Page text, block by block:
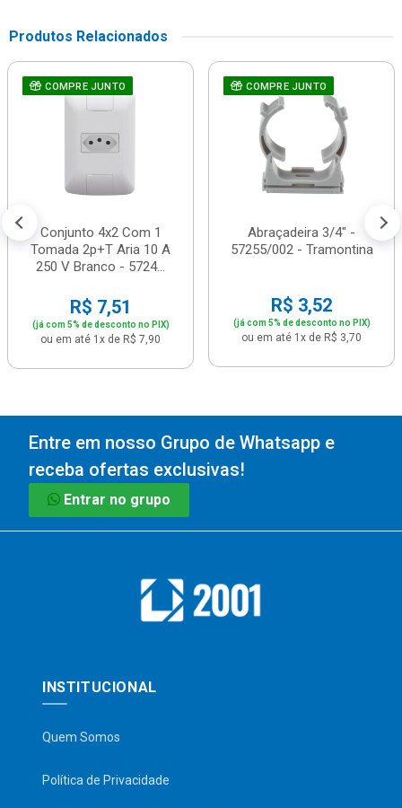
Produtos Relacionados
COMPRE JUNTO
Conjunto 4x2 Com 1
Tomada 2p+T Aria 10 A
250 V Branco - 5724...
R$ 7,51
(já com 5% de desconto no PIX)
ou em até 1x de R$ 7,90
COMPRE JUNTO
Abraçadeira 3/4" -
57255/002 - Tramontina
R$ 3,52
(já com 5% de desconto no PIX)
ou em até 1x de R$ 3,70
Entre em nosso Grupo de Whatsapp e
receba ofertas exclusivas!
Entrar no grupo
INSTITUCIONAL
Quem Somos
Política de Privacidade